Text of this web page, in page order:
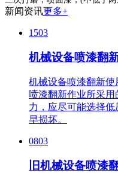
新闻资讯更多+
1503
机械设备喷漆翻
机械设备喷漆翻新
喷漆翻新作业所采
力，应尽可能选择
早损坏。
0803
旧机械设备喷漆